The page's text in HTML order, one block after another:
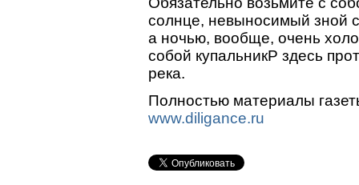
солнце, невыносимый зной
а ночью, вообще, очень
собой купальникP здесь
река.
Полностью материалы
www.diligance.ru